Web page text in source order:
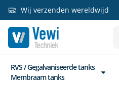
Wij verzenden wereldwijd
RVS / Gegalvaniseerde tanks
Membraam tanks